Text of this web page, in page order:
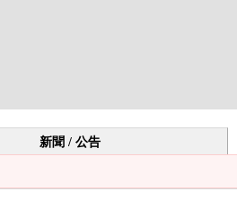
新聞 / 公告